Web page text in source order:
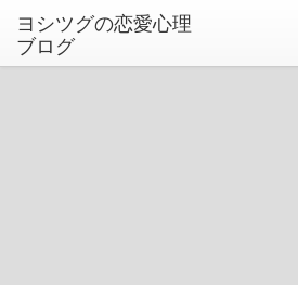
ヨシツグの恋愛心理
ブログ